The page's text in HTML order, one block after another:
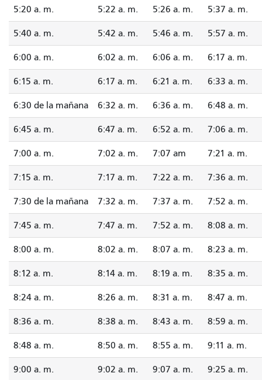
5:20 a. m. 5:22 a. m. 5:26 a. m. 5:37 a. m.
5:40 a. m. 5:42 a. m. 5:46 a. m. 5:57 a. m.
6:00 a. m. 6:02 a. m. 6:06 a. m. 6:17 a. m.
6:15 a. m. 6:17 a. m. 6:21 a. m. 6:33 a. m.
6:30 de la mañana 6:32 a. m. 6:36 a. m. 6:48 a. m.
6:45 a. m. 6:47 a. m. 6:52 a. m. 7:06 a. m.
7:00 a. m. 7:02 a. m. 7:07 am 7:21 a. m.
7:15 a. m. 7:17 a. m. 7:22 a. m. 7:36 a. m.
7:30 de la mañana 7:32 a. m. 7:37 a. m. 7:52 a. m.
7:45 a. m. 7:47 a. m. 7:52 a. m. 8:08 a. m.
8:00 a. m. 8:02 a. m. 8:07 a. m. 8:23 a. m.
8:12 a. m. 8:14 a. m. 8:19 a. m. 8:35 a. m.
8:24 a. m. 8:26 a. m. 8:31 a. m. 8:47 a. m.
8:36 a. m. 8:38 a. m. 8:43 a. m. 8:59 a. m.
8:48 a. m. 8:50 a. m. 8:55 a. m. 9:11 a. m.
9:00 a. m. 9:02 a. m. 9:07 a. m. 9:25 a. m.